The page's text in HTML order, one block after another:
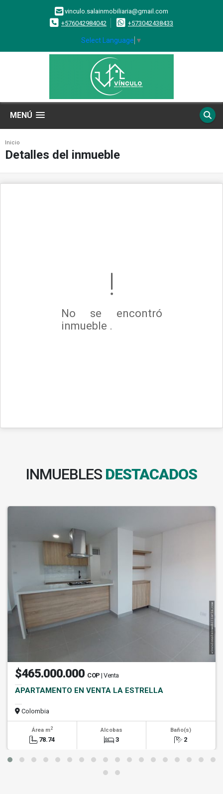
vinculo.salainmobiliaria@gmail.com
+576042984042
+573042438433
Select Language ▼
MENÚ
Inicio
Detalles del inmueble
No se encontró
inmueble .
INMUEBLES DESTACADOS
$465.000.000 COP | Venta
APARTAMENTO EN VENTA LA ESTRELLA
Colombia
Área m2
78.74
Alcobas
3
Baño(s)
2